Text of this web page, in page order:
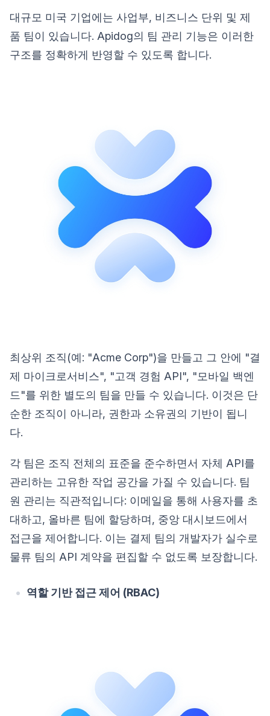
대규모 미국 기업에는 사업부, 비즈니스 단위 및 제
품 팀이 있습니다. Apidog의 팀 관리 기능은 이러한
구조를 정확하게 반영할 수 있도록 합니다.
최상위 조직(예: "Acme Corp")을 만들고 그 안에 "결
제 마이크로서비스", "고객 경험 API", "모바일 백엔
드"를 위한 별도의 팀을 만들 수 있습니다. 이것은 단
순한 조직이 아니라, 권한과 소유권의 기반이 됩니
다.
각 팀은 조직 전체의 표준을 준수하면서 자체 API를
관리하는 고유한 작업 공간을 가질 수 있습니다. 팀
원 관리는 직관적입니다: 이메일을 통해 사용자를 초
대하고, 올바른 팀에 할당하며, 중앙 대시보드에서
접근을 제어합니다. 이는 결제 팀의 개발자가 실수로
물류 팀의 API 계약을 편집할 수 없도록 보장합니다.
역할 기반 접근 제어 (RBAC)